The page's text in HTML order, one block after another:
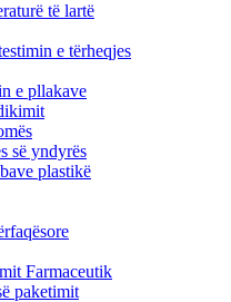
të lartë
e tërheqjes
e pllakave
së yndyrës
plastikë
Farmaceutik
paketimit